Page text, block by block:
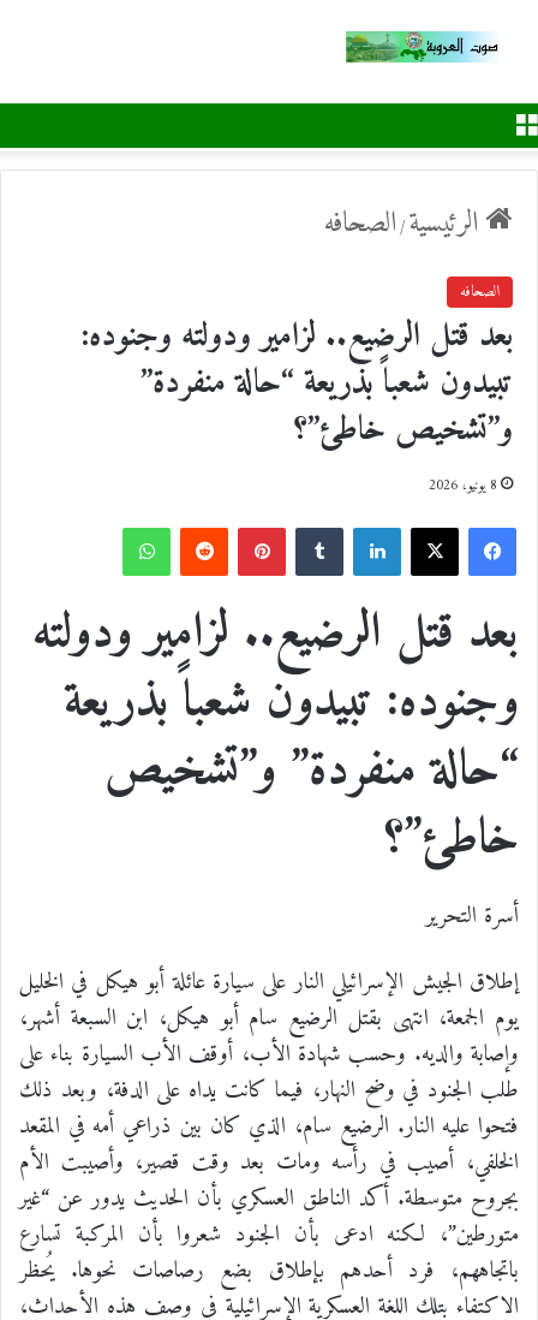
الرئيسية/الصحافه
الصحافه
بعد قتل الرضيع.. لزامير ودولته وجنوده:
تبيدون شعباً بذريعة “حالة منفردة”
و”تشخيص خاطئ”؟
8 يونيو، 2026
ب
و
ك
ن
ك
د
u
m
ن
ت
ي
س
ت
e
d
ت
س
ا
بعد قتل الرضيع.. لزامير ودولته
وجنوده: تبيدون شعباً بذريعة
“حالة منفردة” و”تشخيص
خاطئ”؟
أسرة التحرير
إطلاق الجيش الإسرائيلي النار على سيارة عائلة أبو هيكل في الخليل
يوم الجمعة، انتهى بقتل الرضيع سام أبو هيكل، ابن السبعة أشهر،
وإصابة والديه. وحسب شهادة الأب، أوقف الأب السيارة بناء على
طلب الجنود في وضح النهار، فيما كانت يداه على الدفة، وبعد ذلك
فتحوا عليه النار. الرضيع سام، الذي كان بين ذراعي أمه في المقعد
الخلفي، أصيب في رأسه ومات بعد وقت قصير، وأصيبت الأم
بجروح متوسطة. أكد الناطق العسكري بأن الحديث يدور عن “غير
متورطين”، لكنه ادعى بأن الجنود شعروا بأن المركبة تسارع
باتجاههم، فرد أحدهم بإطلاق بضع رصاصات نحوها. يُحظر
الاكتفاء بتلك اللغة العسكرية الإسرائيلية في وصف هذه الأحداث،